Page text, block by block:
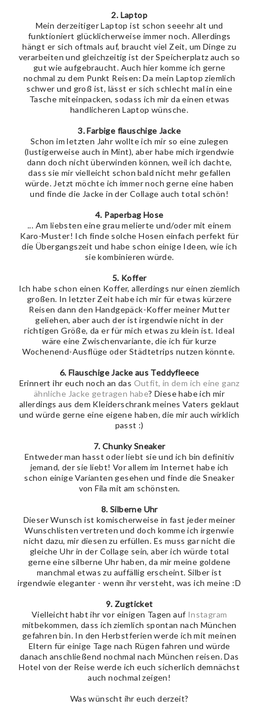
2. Laptop
Mein derzeitiger Laptop ist schon seeehr alt und
funktioniert glücklicherweise immer noch. Allerdings
hängt er sich oftmals auf, braucht viel Zeit, um Dinge zu
verarbeiten und gleichzeitig ist der Speicherplatz auch so
gut wie aufgebraucht. Auch hier komme ich gerne
nochmal zu dem Punkt Reisen: Da mein Laptop ziemlich
schwer und groß ist, lässt er sich schlecht mal in eine
Tasche miteinpacken, sodass ich mir da einen etwas
handlicheren Laptop wünsche.
3. Farbige flauschige Jacke
Schon im letzten Jahr wollte ich mir so eine zulegen
(lustigerweise auch in Mint), aber habe mich irgendwie
dann doch nicht überwinden können, weil ich dachte,
dass sie mir vielleicht schon bald nicht mehr gefallen
würde. Jetzt möchte ich immer noch gerne eine haben
und finde die Jacke in der Collage auch total schön!
4. Paperbag Hose
... Am liebsten eine grau melierte und/oder mit einem
Karo-Muster! Ich finde solche Hosen einfach perfekt für
die Übergangszeit und habe schon einige Ideen, wie ich
sie kombinieren würde.
5. Koffer
Ich habe schon einen Koffer, allerdings nur einen ziemlich
großen. In letzter Zeit habe ich mir für etwas kürzere
Reisen dann den Handgepäck-Koffer meiner Mutter
geliehen, aber auch der ist irgendwie nicht in der
richtigen Größe, da er für mich etwas zu klein ist. Ideal
wäre eine Zwischenvariante, die ich für kurze
Wochenend-Ausflüge oder Städtetrips nutzen könnte.
6. Flauschige Jacke aus Teddyfleece
Erinnert ihr euch noch an das Outfit, in dem ich eine ganz
ähnliche Jacke getragen habe? Diese habe ich mir
allerdings aus dem Kleiderschrank meines Vaters geklaut
und würde gerne eine eigene haben, die mir auch wirklich
passt :)
7. Chunky Sneaker
Entweder man hasst oder liebt sie und ich bin definitiv
jemand, der sie liebt! Vor allem im Internet habe ich
schon einige Varianten gesehen und finde die Sneaker
von Fila mit am schönsten.
8. Silberne Uhr
Dieser Wunsch ist komischerweise in fast jeder meiner
Wunschlisten vertreten und doch komme ich irgenwie
nicht dazu, mir diesen zu erfüllen. Es muss gar nicht die
gleiche Uhr in der Collage sein, aber ich würde total
gerne eine silberne Uhr haben, da mir meine goldene
manchmal etwas zu auffällig erscheint. Silber ist
irgendwie eleganter - wenn ihr versteht, was ich meine :D
9. Zugticket
Vielleicht habt ihr vor einigen Tagen auf Instagram
mitbekommen, dass ich ziemlich spontan nach München
gefahren bin. In den Herbstferien werde ich mit meinen
Eltern für einige Tage nach Rügen fahren und würde
danach anschließend nochmal nach München reisen. Das
Hotel von der Reise werde ich euch sicherlich demnächst
auch nochmal zeigen!
Was wünscht ihr euch derzeit?